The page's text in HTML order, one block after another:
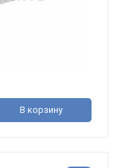
В корзину